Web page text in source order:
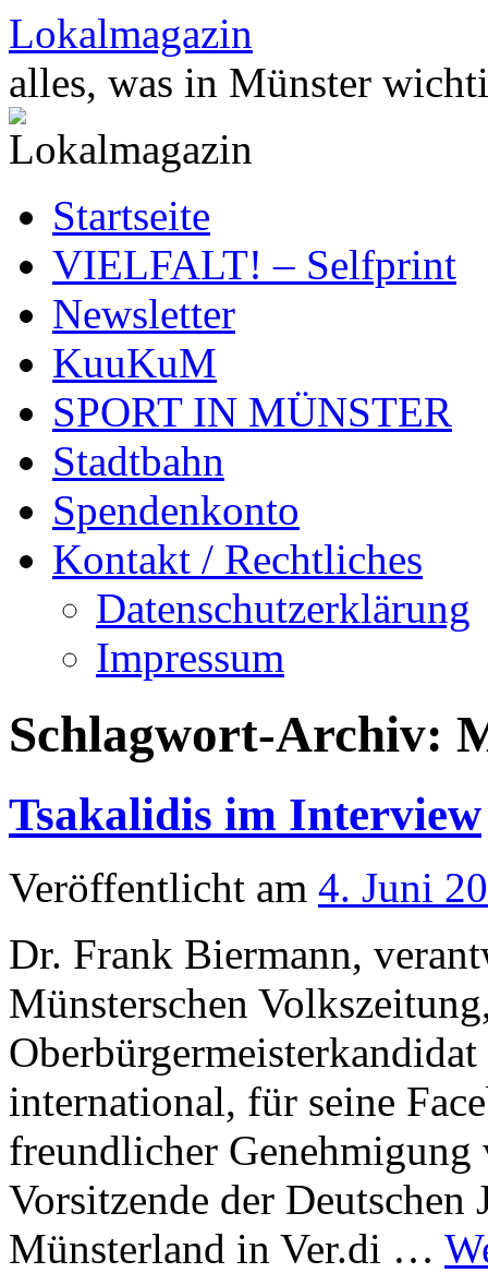
Zum
Inhalt
springen
Lokalmagazin
alles, was in Münster
Startseite
VIELFALT! – Selfprint
Newsletter
KuuKuM
SPORT IN MÜNSTER
Stadtbahn
Spendenkonto
Kontakt / Rechtliches
Datenschutzerklärung
Impressum
Schlagwort-Archiv:
Tsakalidis im Interview
Veröffentlicht am 4. Juni
Dr. Frank Biermann,
Münsterschen
international, für seine
freundlicher
Vorsitzende der
Münsterland in Ver.di …